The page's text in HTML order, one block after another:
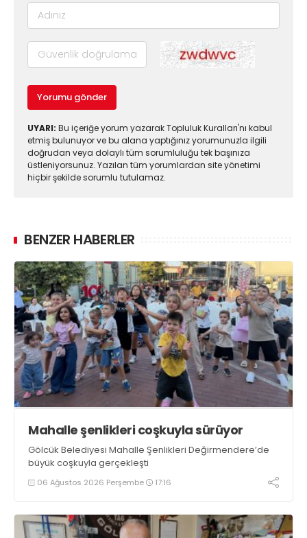
Yorumu gönder
UYARI: Bu içeriğe yorum yazarak Topluluk Kuralları'nı kabul
etmiş bulunuyor ve bu alana yaptığınız yorumunuzla ilgili
doğrudan veya dolaylı tüm sorumluluğu tek başınıza
üstleniyorsunuz. Yazılan tüm yorumlardan site yönetimi
hiçbir şekilde sorumlu tutulamaz.
BENZER HABERLER
Mahalle şenlikleri coşkuyla sürüyor
Gölcük Belediyesi Mahalle Şenlikleri Değirmendere’de
büyük coşkuyla gerçekleşti
06 Ağustos 2026 Perşembe 17:16